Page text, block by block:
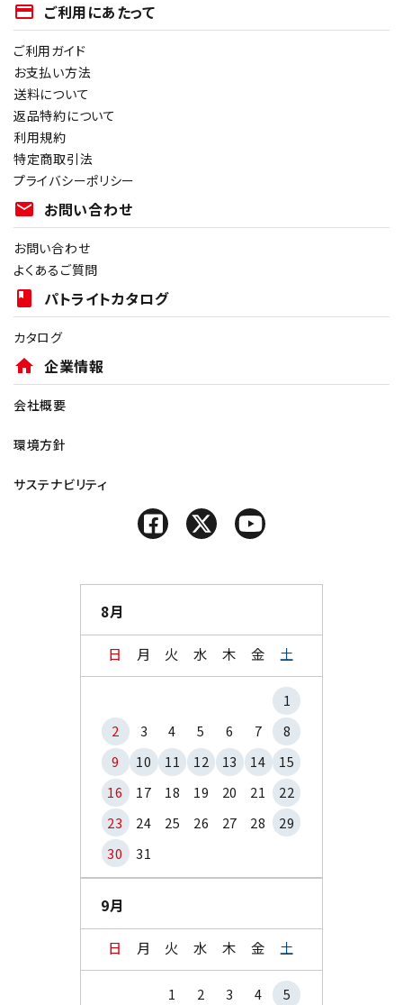
payment ご利用にあたって
ご利用ガイド
お支払い方法
送料について
返品特約について
利用規約
特定商取引法
プライバシーポリシー
mail お問い合わせ
お問い合わせ
よくあるご質問
book パトライトカタログ
カタログ
home 企業情報
会社概要
環境方針
サステナビリティ
8月
日 月 火 水 木 金 土
1
2
3 4 5 6 7
8
9
10 11 12 13 14
15
16
17 18 19 20 21
22
23
24 25 26 27 28
29
30
31
9月
日 月 火 水 木 金 土
1 2 3 4 5